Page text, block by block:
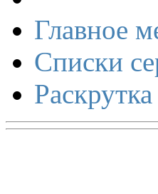
Главное
Списки